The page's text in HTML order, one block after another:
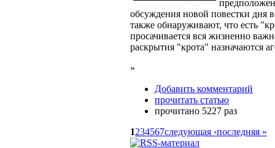
обсуждения новой повестки дня
также обнаруживают, что есть
просачивается вся жизненно
раскрытия "крота" назначаются
»
Добавить комментарий
прочитать статью
прочитано 5227 раз
1234567следующая ›последняя »